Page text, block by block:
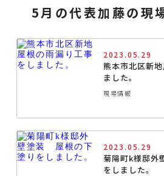
5月の代表加藤の現
2023.05.29
熊本市北区新
ました。
現場情報
2023.05.29
菊陽町k様邸外
をしました。